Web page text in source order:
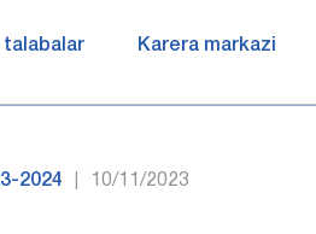
talabalar Karera markazi
2024 10/11/2023